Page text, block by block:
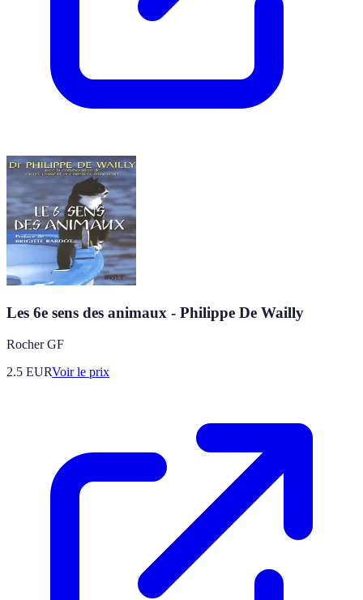
Les 6e sens des animaux - Philippe De Wailly
Rocher GF
2.5 EURVoir le prix